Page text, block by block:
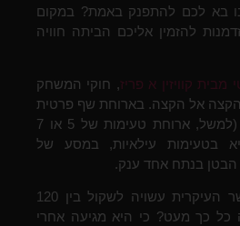
בא לכם להתפנק באמת? במקום
להזמין אליכם הביתה חוויה
מבית קוויזין א פריז, חוקי המשחק
אל הקצה. בארוחת שף פרטית
המוגשת במספר מנות (למשל, ארוחת טעימות של 5 או 7
בטעימות עילאיות, במסע של
בנתח אחד ענק.
בארוחה כזו, מנת הבשר העיקרית עשויה לשקול בין 120
כל כך מעט? כי היא מגיעה אחרי